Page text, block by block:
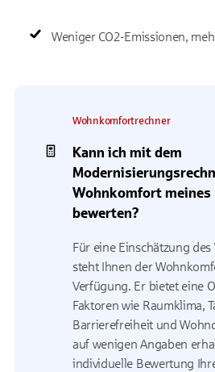
Weniger CO2-Emissionen,
Wohnkomfortrechner
Kann ich mit dem
Wohnkomfort meines
bewerten?
Für eine Einschätzung
steht Ihnen der
Verfügung. Er bietet eine
Faktoren wie Raumklima,
Barrierefreiheit und
auf wenigen Angaben
individuelle Bewertung